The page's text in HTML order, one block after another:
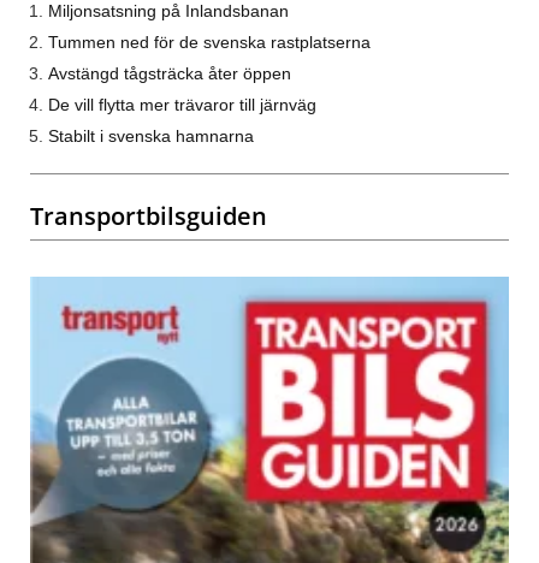
Miljonsatsning på Inlandsbanan
Tummen ned för de svenska rastplatserna
Avstängd tågsträcka åter öppen
De vill flytta mer trävaror till järnväg
Stabilt i svenska hamnarna
Transportbilsguiden